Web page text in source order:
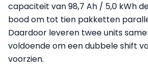
capaciteit van 98,7 Ah / 5,0 kWh
bood om tot tien pakketten
Daardoor leveren twee units
voldoende om een dubbele shift
voorzien.